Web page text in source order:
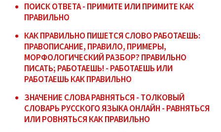
ПОИСК ОТВЕТА - ПРИМИТЕ ИЛИ ПРИМИТЕ КАК
ПРАВИЛЬНО
КАК ПРАВИЛЬНО ПИШЕТСЯ СЛОВО РАБОТАЕШЬ:
ПРАВОПИСАНИЕ, ПРАВИЛО, ПРИМЕРЫ,
МОРФОЛОГИЧЕСКИЙ РАЗБОР? ПРАВИЛЬНО
ПИСАТЬ; РАБОТАЕШЬ! - РАБОТАЕШЬ ИЛИ
РАБОТАЕШЬ КАК ПРАВИЛЬНО
ЗНАЧЕНИЕ СЛОВА РАВНЯТЬСЯ - ТОЛКОВЫЙ
СЛОВАРЬ РУССКОГО ЯЗЫКА ОНЛАЙН - РАВНЯТЬСЯ
ИЛИ РОВНЯТЬСЯ КАК ПРАВИЛЬНО